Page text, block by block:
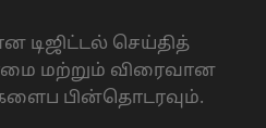
டிஜிட்டல் செய்தித்
மற்றும் விரைவான
பின்தொடரவும்.